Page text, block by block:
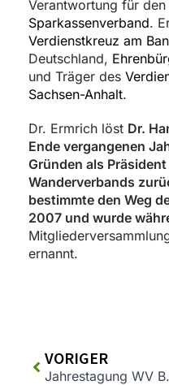
Verantwortung für den
Sparkassenverband.
Verdienstkreuz am
Deutschland,
und Träger des
Sachsen-Anhalt.
Dr. Ermrich löst Dr.
Ende vergangenen
Gründen als
Wanderverbands
bestimmte den Weg
2007 und wurde
ernannt.
VORIGER